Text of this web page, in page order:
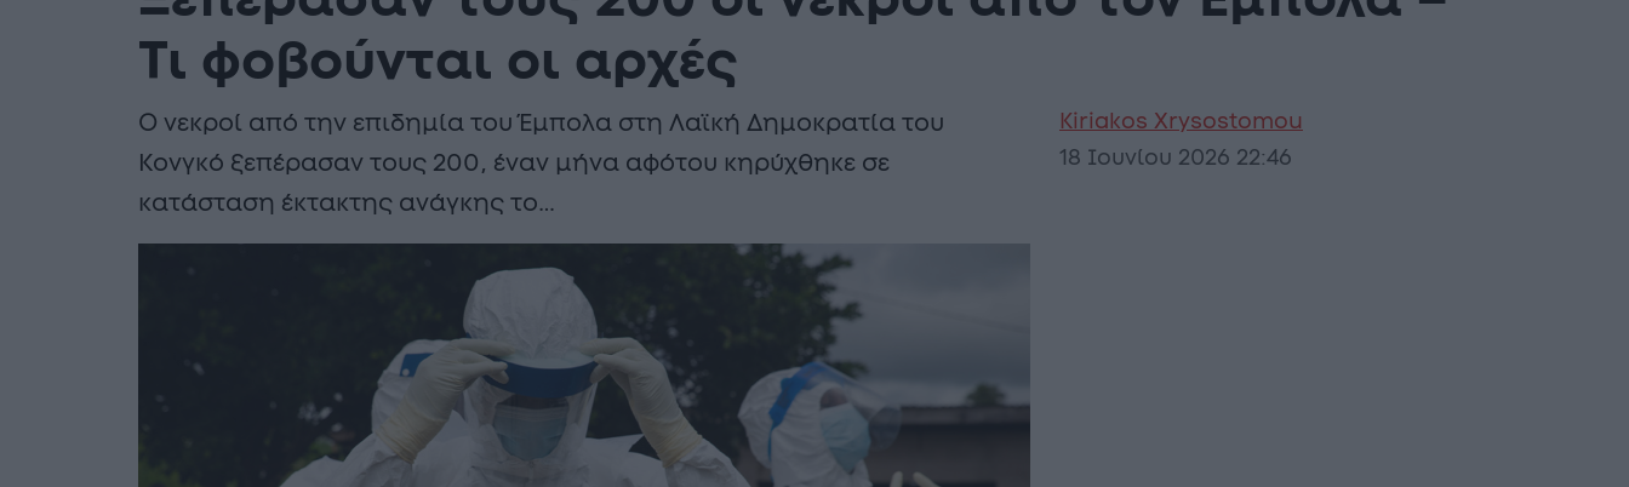
Τι φοβούνται οι αρχές
Ο νεκροί από την επιδημία του Έμπολα στη Λαϊκή Δημοκρατία του
Κονγκό ξεπέρασαν τους 200, έναν μήνα αφότου κηρύχθηκε σε
κατάσταση έκτακτης ανάγκης το…
Kiriakos Xrysostomou
18 Ιουνίου 2026 22:46